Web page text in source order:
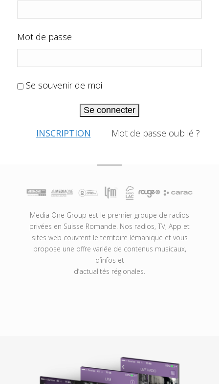
Mot de passe
Se souvenir de moi
Se connecter
INSCRIPTION Mot de passe oublié ?
Media One Group est le premier groupe de radios
privées en Suisse Romande. Nos radios, TV, App et
sites web couvrent le territoire lémanique et vous
propose une offre variée de contenus musicaux,
d’infos et
d’actualités régionales.